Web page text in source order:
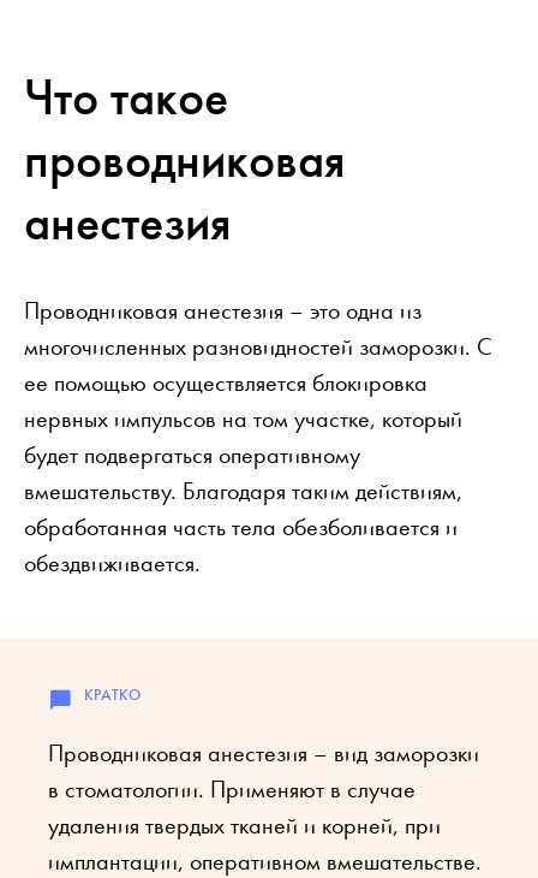
Что такое
проводниковая
анестезия
Проводниковая анестезия – это одна из
многочисленных разновидностей заморозки. С
ее помощью осуществляется блокировка
нервных импульсов на том участке, который
будет подвергаться оперативному
вмешательству. Благодаря таким действиям,
обработанная часть тела обезболивается и
обездвиживается.
Проводниковая анестезия – вид заморозки
в стоматологии. Применяют в случае
удаления твердых тканей и корней, при
имплантации, оперативном вмешательстве.